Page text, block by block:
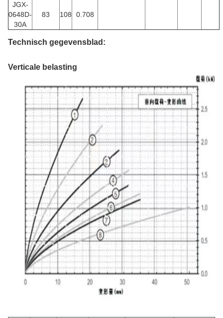
JGX-
0648D-
30A
83 108 0.708
Technisch gegevensblad:
Verticale belasting